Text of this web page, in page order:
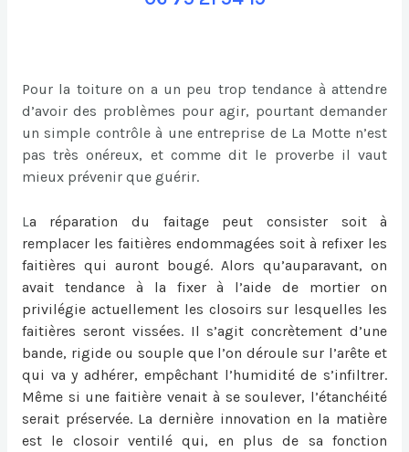
Pour la toiture on a un peu trop tendance à attendre
d’avoir des problèmes pour agir, pourtant demander
un simple contrôle à une entreprise de La Motte n’est
pas très onéreux, et comme dit le proverbe il vaut
mieux prévenir que guérir.
L a réparation du faitage peut consister soit à
remplacer les faitières endommagées soit à refixer les
faitières qui auront bougé. Alors qu’auparavant, on
avait tendance à la fixer à l’aide de mortier on
privilégie actuellement les closoirs sur lesquelles les
faitières seront vissées. Il s’agit concrètement d’une
bande, rigide ou souple que l’on déroule sur l’arête et
qui va y adhérer, empêchant l’humidité de s’infiltrer.
Même si une faitière venait à se soulever, l’étanchéité
serait préservée. La dernière innovation en la matière
est le closoir ventilé qui, en plus de sa fonction